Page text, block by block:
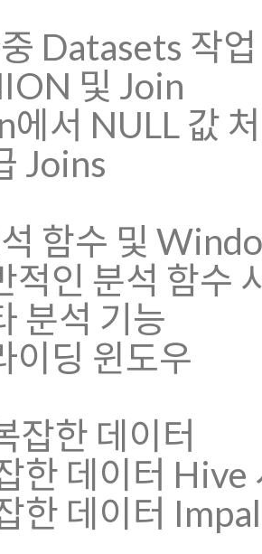
Datasets 작업
및 Join
에서 NULL 값
Joins
함수 및
적인 분석 함수
분석 기능
이딩 윈도우
잡한 데이터
한 데이터 Hive
한 데이터